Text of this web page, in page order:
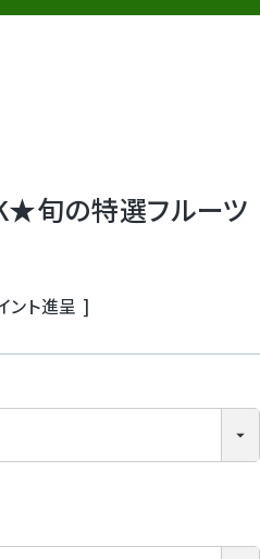
旬の特選フルーツ
ント進呈 ]